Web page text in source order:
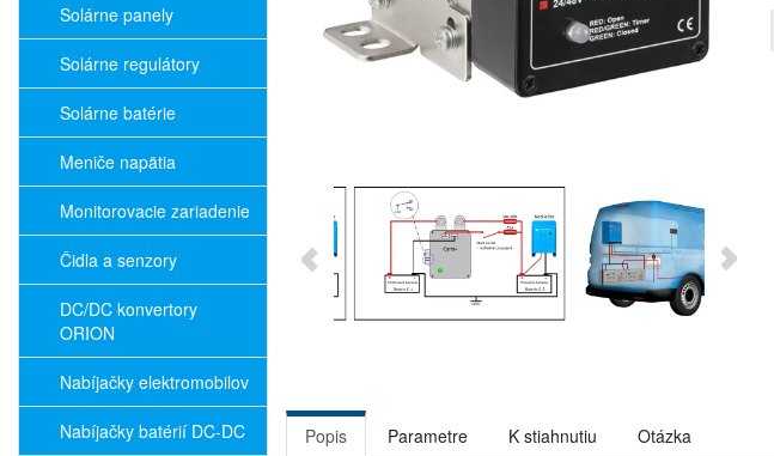
Solárne panely
Solárne regulátory
Solárne batérie
Meniče napätia
Monitorovacie zariadenie
Čidla a senzory
DC/DC konvertory
ORION
Nabíjačky elektromobilov
Nabíjačky batérií DC-DC Popis Parametre K stiahnutiu Otázka